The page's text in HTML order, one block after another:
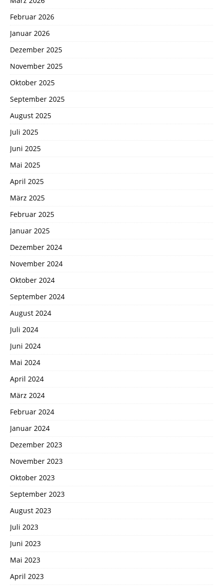
Februar 2026
Januar 2026
Dezember 2025
November 2025
Oktober 2025
September 2025
August 2025
Juli 2025
Juni 2025
Mai 2025
April 2025
März 2025
Februar 2025
Januar 2025
Dezember 2024
November 2024
Oktober 2024
September 2024
August 2024
Juli 2024
Juni 2024
Mai 2024
April 2024
März 2024
Februar 2024
Januar 2024
Dezember 2023
November 2023
Oktober 2023
September 2023
August 2023
Juli 2023
Juni 2023
Mai 2023
April 2023